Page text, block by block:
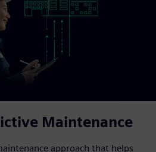
Maintenance
approach that helps